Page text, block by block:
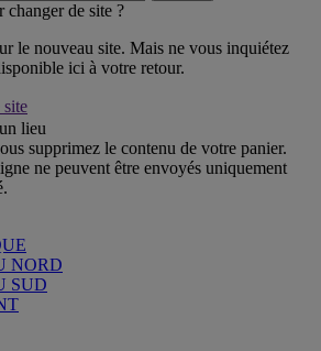
changer de site ?
le nouveau site. Mais ne vous inquiétez
ici à votre retour.
site
lieu
supprimez le contenu de votre panier.
ne peuvent être envoyés uniquement
NORD
SUD